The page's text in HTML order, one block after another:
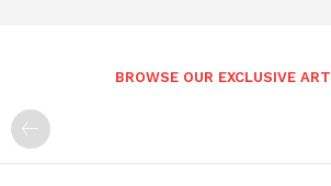
BROWSE OUR EXCLUSIVE